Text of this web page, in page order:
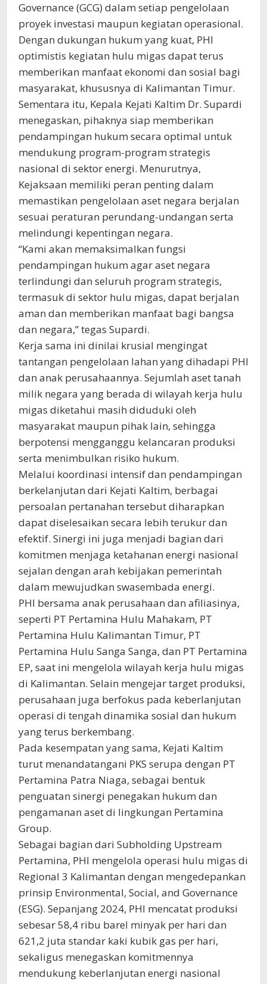
Governance (GCG) dalam setiap pengelolaan
proyek investasi maupun kegiatan operasional.
Dengan dukungan hukum yang kuat, PHI
optimistis kegiatan hulu migas dapat terus
memberikan manfaat ekonomi dan sosial bagi
masyarakat, khususnya di Kalimantan Timur.
Sementara itu, Kepala Kejati Kaltim Dr. Supardi
menegaskan, pihaknya siap memberikan
pendampingan hukum secara optimal untuk
mendukung program-program strategis
nasional di sektor energi. Menurutnya,
Kejaksaan memiliki peran penting dalam
memastikan pengelolaan aset negara berjalan
sesuai peraturan perundang-undangan serta
melindungi kepentingan negara.
“Kami akan memaksimalkan fungsi
pendampingan hukum agar aset negara
terlindungi dan seluruh program strategis,
termasuk di sektor hulu migas, dapat berjalan
aman dan memberikan manfaat bagi bangsa
dan negara,” tegas Supardi.
Kerja sama ini dinilai krusial mengingat
tantangan pengelolaan lahan yang dihadapi PHI
dan anak perusahaannya. Sejumlah aset tanah
milik negara yang berada di wilayah kerja hulu
migas diketahui masih diduduki oleh
masyarakat maupun pihak lain, sehingga
berpotensi mengganggu kelancaran produksi
serta menimbulkan risiko hukum.
Melalui koordinasi intensif dan pendampingan
berkelanjutan dari Kejati Kaltim, berbagai
persoalan pertanahan tersebut diharapkan
dapat diselesaikan secara lebih terukur dan
efektif. Sinergi ini juga menjadi bagian dari
komitmen menjaga ketahanan energi nasional
sejalan dengan arah kebijakan pemerintah
dalam mewujudkan swasembada energi.
PHI bersama anak perusahaan dan afiliasinya,
seperti PT Pertamina Hulu Mahakam, PT
Pertamina Hulu Kalimantan Timur, PT
Pertamina Hulu Sanga Sanga, dan PT Pertamina
EP, saat ini mengelola wilayah kerja hulu migas
di Kalimantan. Selain mengejar target produksi,
perusahaan juga berfokus pada keberlanjutan
operasi di tengah dinamika sosial dan hukum
yang terus berkembang.
Pada kesempatan yang sama, Kejati Kaltim
turut menandatangani PKS serupa dengan PT
Pertamina Patra Niaga, sebagai bentuk
penguatan sinergi penegakan hukum dan
pengamanan aset di lingkungan Pertamina
Group.
Sebagai bagian dari Subholding Upstream
Pertamina, PHI mengelola operasi hulu migas di
Regional 3 Kalimantan dengan mengedepankan
prinsip Environmental, Social, and Governance
(ESG). Sepanjang 2024, PHI mencatat produksi
sebesar 58,4 ribu barel minyak per hari dan
621,2 juta standar kaki kubik gas per hari,
sekaligus menegaskan komitmennya
mendukung keberlanjutan energi nasional